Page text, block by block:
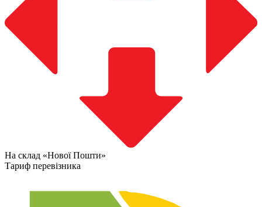
На склад «Нової Пошти»
Тариф перевізника